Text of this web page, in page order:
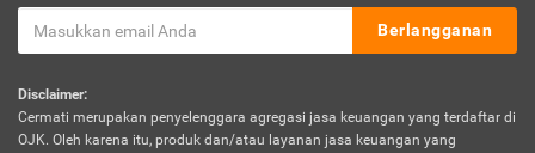
Berlangganan
Disclaimer:
Cermati merupakan penyelenggara agregasi jasa keuangan yang terdaftar di
OJK. Oleh karena itu, produk dan/atau layanan jasa keuangan yang